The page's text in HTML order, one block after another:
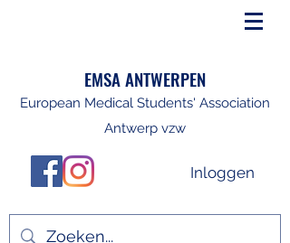
EMSA ANTWERPEN
European Medical Students' Association
Antwerp vzw
Inloggen